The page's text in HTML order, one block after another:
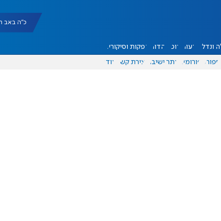
כ"ה באב תשפ"ו
ונדל"ן דעות אוכל יהדות הפקות וסיקורים
ספורט פורומים אתר ישיבה יצירת קשר עוד